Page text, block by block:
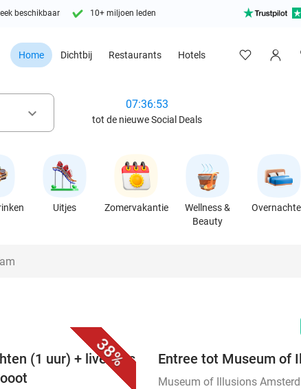
beschikbaar 10+ miljoen leden
Home Dichtbij Restaurants Hotels
keyboard_arrow_down
07:36:51
tot de nieuwe Social Deals
Uitjes Zomervakantie
Wellness &
Beauty
38%
(1 uur) + live gids
Entree tot Museum of
Museum of Illusions